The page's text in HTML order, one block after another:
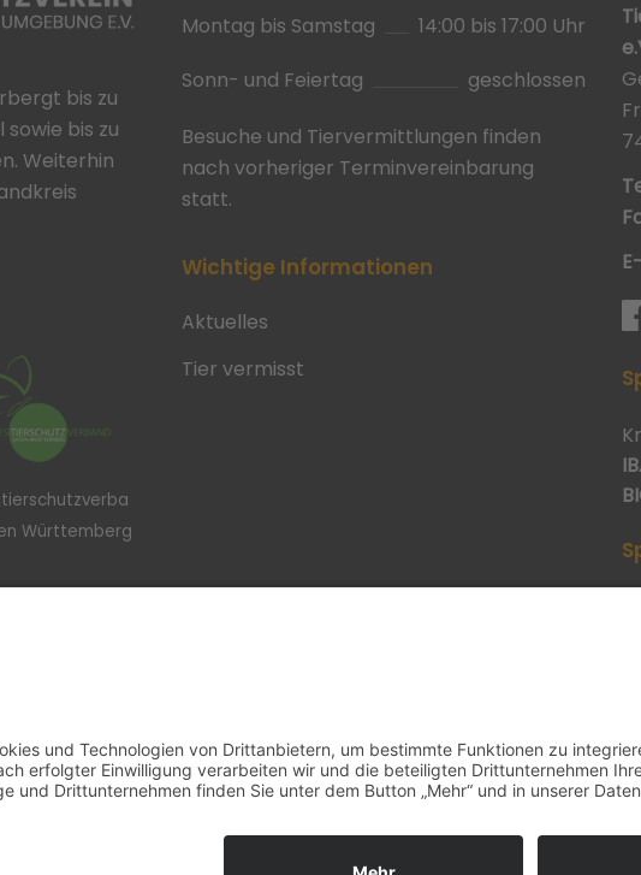
bis zu
sowie bis zu
Weiterhin
Württemberg
Montag bis Samstag
14:00 bis 17:00 Uhr
Sonn- und Feiertag
geschlossen
Besuche und Tiervermittlungen finden
nach vorheriger Terminvereinbarung
statt.
Wichtige Informationen
Aktuelles
Tier vermisst